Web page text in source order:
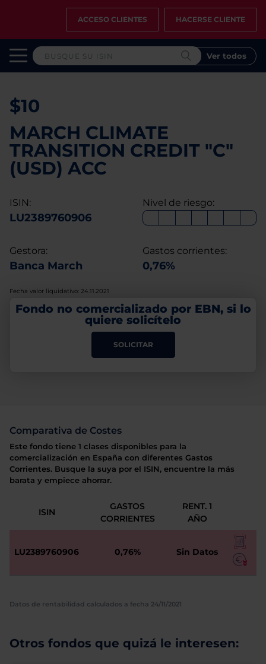
ACCESO CLIENTES HACERSE CLIENTE
Ver todos
$10
MARCH CLIMATE
TRANSITION CREDIT "C"
(USD) ACC
ISIN:
LU2389760906
Nivel de riesgo:
Gestora:
Banca March
Gastos corrientes:
0,76%
Fecha valor liquidativo: 24.11.2021
Fondo no comercializado por EBN, si lo
quiere solicítelo
SOLICITAR
Comparativa de Costes
Este fondo tiene 1 clases disponibles para la
comercialización en España con diferentes Gastos
Corrientes. Busque la suya por el ISIN, encuentre la más
barata y empiece ahorrar.
ISIN
GASTOS
CORRIENTES
RENT. 1
AÑO
LU2389760906 0,76% Sin Datos
Datos de rentabilidad calculados a fecha 24/11/2021
Otros fondos que quizá le interesen: